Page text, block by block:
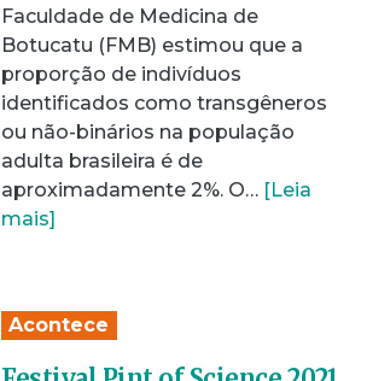
Faculdade de Medicina de
Botucatu (FMB) estimou que a
proporção de indivíduos
identificados como transgêneros
ou não-binários na população
adulta brasileira é de
aproximadamente 2%. O… [Leia
mais]
Acontece